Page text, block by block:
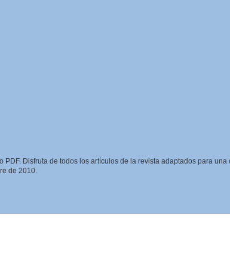
PDF. Disfruta de todos los artículos de la revista adaptados para
de 2010.